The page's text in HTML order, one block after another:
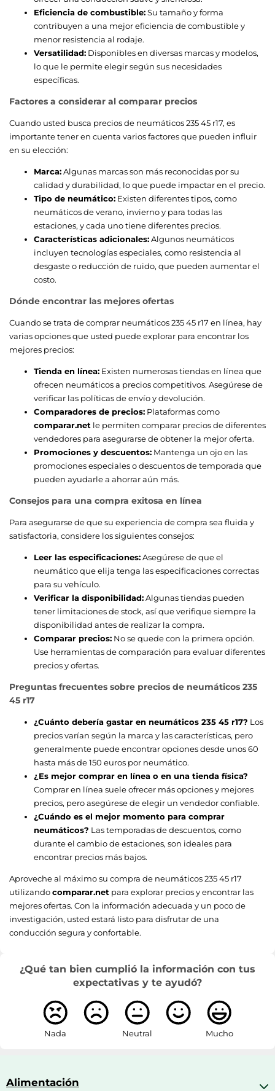
Eficiencia de combustible:Su tamaño y forma
contribuyen a una mejor eficiencia de combustible y
menor resistencia al rodaje.
Versatilidad: Disponibles en diversas marcas y modelos,
lo que le permite elegir según sus necesidades
específicas.
Factores a considerar al comparar precios
Cuando usted busca precios de neumáticos 235 45 r17, es
importante tener en cuenta varios factores que pueden influir
en su elección:
Marca:Algunas marcas son más reconocidas por su
calidad y durabilidad, lo que puede impactar en el precio.
Tipo de neumático: Existen diferentes tipos, como
neumáticos de verano, invierno y para todas las
estaciones, y cada uno tiene diferentes precios.
Características adicionales:Algunos neumáticos
incluyen tecnologías especiales, como resistencia al
desgaste o reducción de ruido, que pueden aumentar el
costo.
Dónde encontrar las mejores ofertas
Cuando se trata de comprar neumáticos 235 45 r17 en línea, hay
varias opciones que usted puede explorar para encontrar los
mejores precios:
Tienda en línea: Existen numerosas tiendas en línea que
ofrecen neumáticos a precios competitivos. Asegúrese de
verificar las políticas de envío y devolución.
Comparadores de precios: Plataformas como
comparar.net le permiten comparar precios de diferentes
vendedores para asegurarse de obtener la mejor oferta.
Promociones y descuentos: Mantenga un ojo en las
promociones especiales o descuentos de temporada que
pueden ayudarle a ahorrar aún más.
Consejos para una compra exitosa en línea
Para asegurarse de que su experiencia de compra sea fluida y
satisfactoria, considere los siguientes consejos:
Leer las especificaciones:Asegúrese de que el
neumático que elija tenga las especificaciones correctas
para su vehículo.
Verificar la disponibilidad:Algunas tiendas pueden
tener limitaciones de stock, así que verifique siempre la
disponibilidad antes de realizar la compra.
Comparar precios: No se quede con la primera opción.
Use herramientas de comparación para evaluar diferentes
precios y ofertas.
Preguntas frecuentes sobre precios de neumáticos 235
45 r17
¿Cuánto debería gastar en neumáticos 235 45 r17? Los
precios varían según la marca y las características, pero
generalmente puede encontrar opciones desde unos 60
hasta más de 150 euros por neumático.
¿Es mejor comprar en línea o en una tienda física?
Comprar en línea suele ofrecer más opciones y mejores
precios, pero asegúrese de elegir un vendedor confiable.
¿Cuándo es el mejor momento para comprar
neumáticos? Las temporadas de descuentos, como
durante el cambio de estaciones, son ideales para
encontrar precios más bajos.
Aproveche al máximo su compra de neumáticos 235 45 r17
utilizandocomparar.net para explorar precios y encontrar las
mejores ofertas. Con la información adecuada y un poco de
investigación, usted estará listo para disfrutar de una
conducción segura y confortable.
¿Qué tan bien cumplió la información con tus
expectativas y te ayudó?
Nada Neutral Mucho
Alimentación